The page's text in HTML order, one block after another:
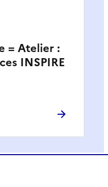
= Atelier :
INSPIRE